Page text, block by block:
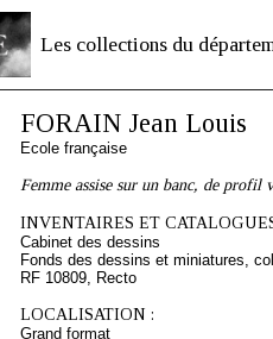
Les collections du
FORAIN Jean Louis
Ecole française
Femme assise sur un banc, de profil
INVENTAIRES ET
Cabinet des dessins
Fonds des dessins et miniatures,
RF 10809, Recto
LOCALISATION :
Grand format